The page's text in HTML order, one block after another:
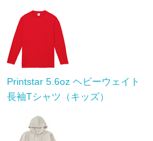
Printstar 5.6oz ヘビーウェイト
長袖Tシャツ（キッズ）